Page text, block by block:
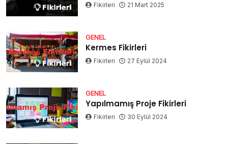
Fikirleri 21 Mart 2025
GENEL
Kermes Fikirleri
Fikirleri 27 Eylül 2024
GENEL
Yapılmamış Proje Fikirleri
Fikirleri 30 Eylül 2024